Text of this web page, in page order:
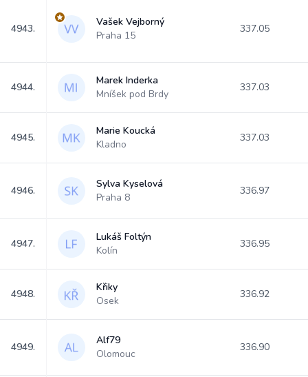
4943.
Vašek Vejborný
Praha 15
337.05
4944.
Marek Inderka
Mníšek pod Brdy
337.03
4945.
Marie Koucká
Kladno
337.03
4946.
Sylva Kyselová
Praha 8
336.97
4947.
Lukáš Foltýn
Kolín
336.95
4948.
Křiky
Osek
336.92
4949.
Alf79
Olomouc
336.90